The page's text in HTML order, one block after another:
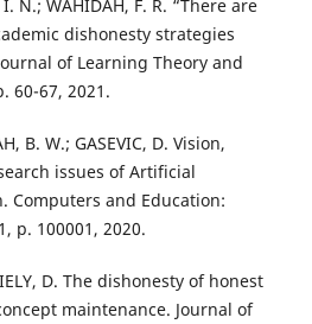
N.; WAHIDAH, F. R. “There are
dishonesty strategies
of Learning Theory and
60-67, 2021.
B. W.; GASEVIC, D. Vision,
issues of Artificial
Computers and Education:
p. 100001, 2020.
D. The dishonesty of honest
maintenance. Journal of